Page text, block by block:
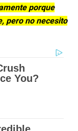
porque
pero no necesito